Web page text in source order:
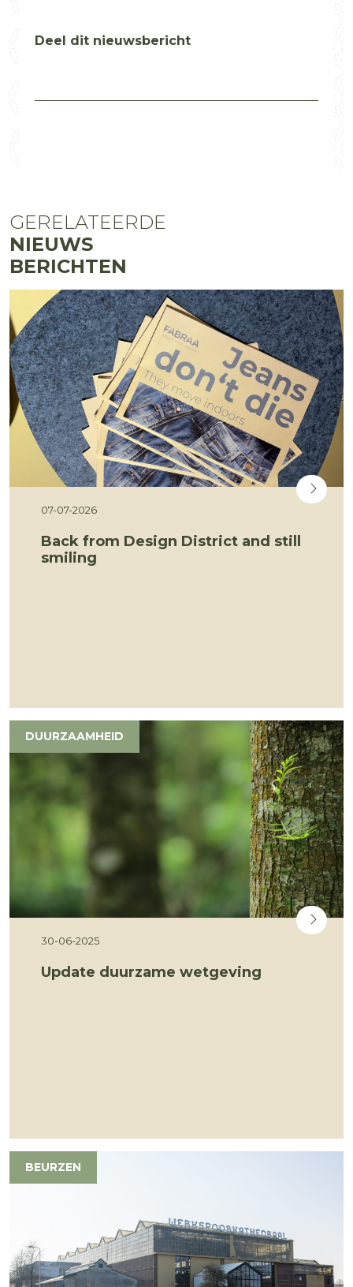
Deel dit nieuwsbericht
GERELATEERDE
NIEUWS
BERICHTEN
07-07-2026
Back from Design District and still
smiling
DUURZAAMHEID
30-06-2025
Update duurzame wetgeving
BEURZEN